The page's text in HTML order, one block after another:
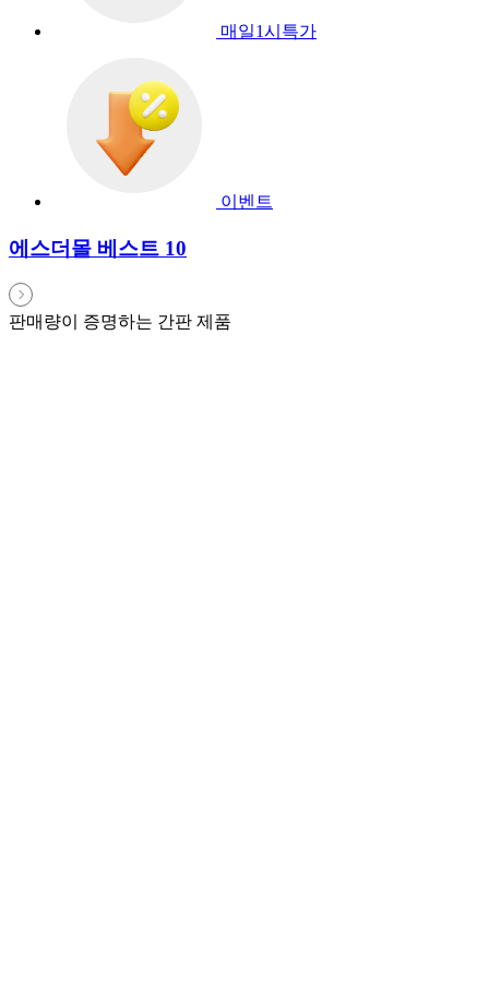
매일1시특가
이벤트
에스더몰 베스트 10
판매량이 증명하는 간판 제품